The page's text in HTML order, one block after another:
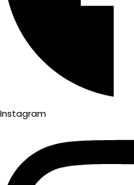
Instagram